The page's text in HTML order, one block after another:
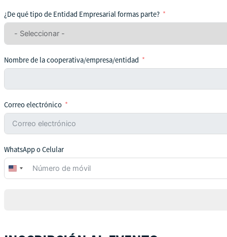
¿De qué tipo de Entidad Empresarial formas parte?
Nombre de la cooperativa/empresa/entidad
Correo electrónico
WhatsApp o Celular
United
States